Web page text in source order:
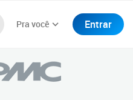
Pra você Entrar